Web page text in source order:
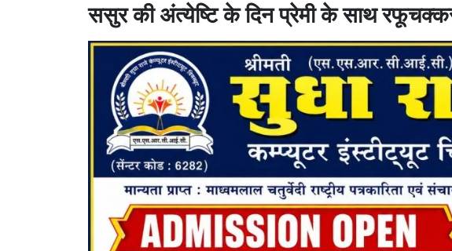
ससुर की अंत्येष्टि के दिन प्रेमी के साथ